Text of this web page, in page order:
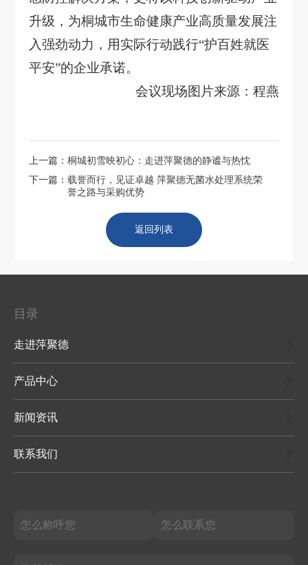
升级，为桐城市生命健康产业高质量发展注
入强劲动力，用实际行动践行“护百姓就医
平安”的企业承诺。
会议现场图片来源：程燕
上一篇：桐城初雪映初心：走进萍聚德的静谧与热忱
下一篇：载誉而行，见证卓越 萍聚德无菌水处理系统荣
誉之路与采购优势
返回列表
目录
走进萍聚德
产品中心
新闻资讯
联系我们